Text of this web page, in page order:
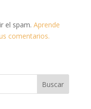
el spam. Aprende
comentarios.